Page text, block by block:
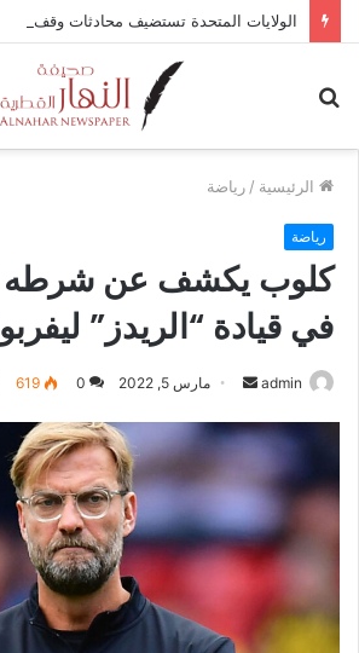
الرئيسية / رياضة
رياضة
كلوب يكشف عن شرطه
في قيادة “الريدز”
admin
أرسل
إلكترونيا
مارس 5, 2022 0
619